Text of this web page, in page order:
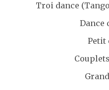
Troi dance
Dance
Petit